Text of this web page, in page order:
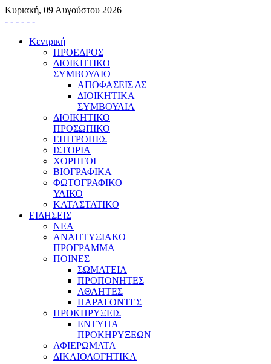
Κυριακή, 09 Αυγούστου 2026
- - - - - -
Κεντρική
ΠΡΟΕΔΡΟΣ
ΔΙΟΙΚΗΤΙΚΟ
ΣΥΜΒΟΥΛΙΟ
ΑΠΟΦΑΣΕΙΣ ΔΣ
ΔΙΟΙΚΗΤΙΚΑ
ΣΥΜΒΟΥΛΙΑ
ΔΙΟΙΚΗΤΙΚΟ
ΠΡΟΣΩΠΙΚΟ
ΕΠΙΤΡΟΠΕΣ
ΙΣΤΟΡΙΑ
ΧΟΡΗΓΟΙ
ΒΙΟΓΡΑΦΙΚΑ
ΦΩΤΟΓΡΑΦΙΚΟ
ΥΛΙΚΟ
ΚΑΤΑΣΤΑΤΙΚΟ
ΕΙΔΗΣΕΙΣ
ΝΕΑ
ΑΝΑΠΤΥΞΙΑΚΟ
ΠΡΟΓΡΑΜΜΑ
ΠΟΙΝΕΣ
ΣΩΜΑΤΕΙΑ
ΠΡΟΠΟΝΗΤΕΣ
ΑΘΛΗΤΕΣ
ΠΑΡΑΓΟΝΤΕΣ
ΠΡΟΚΗΡΥΞΕΙΣ
ΕΝΤΥΠΑ
ΠΡΟΚΗΡΥΞΕΩΝ
ΑΦΙΕΡΩΜΑΤΑ
ΔΙΚΑΙΟΛΟΓΗΤΙΚΑ